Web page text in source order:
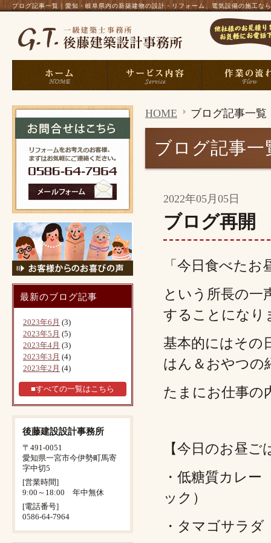
ブログ記事一覧｜愛知・岐阜県内の新築建物の設計・リフォーム、電気設備の施工な
HOME ブログ記事一覧
ブログ記事一
2022年05月05日
ブログ再開
「今日食べた
という所長の一
することになり
基本的にはその
はん＆おやつの
たまにお仕事の
【今日のお昼ご
・低糖質カレ
ック）
・タマゴサラ
最新のブログ記事
2023年6月 (3)
2023年5月 (5)
2023年4月 (3)
2023年3月 (4)
2023年2月 (4)
■すべての一覧はこちら
後藤建設設計事務所
〒491-0051
愛知県一宮市今伊勢町馬寄
字中切5
[営業時間]
9:00～18:00 年中無休
[電話番号]
0586-64-7964